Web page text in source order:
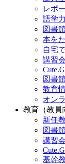
レポ
語学
図書
本を
自宅
講習
図書
教育
オン
教育（教員
新任
図書
講習会
基幹